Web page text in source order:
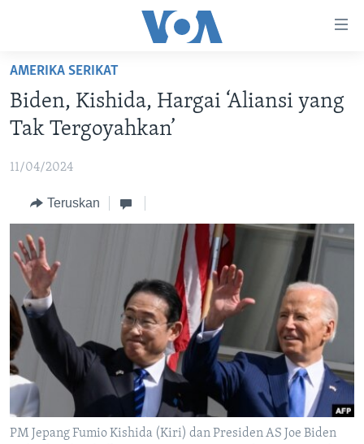
Akses
Lanjut
ke
Konten
Lanjut
Utama
Lanjut
Pencarian
BERANDA
DUNIA
POLYGRAPH
DAFTAR PROGRAM
Learning English
IKUTI KAMI
Bahasa-bahasa
AMERIKA SERIKAT
Biden, Kishida, Hargai ‘Aliansi yang
Tak Tergoyahkan’
11/04/2024
Teruskan
PM Jepang Fumio Kishida (Kiri) dan Presiden AS Joe Biden